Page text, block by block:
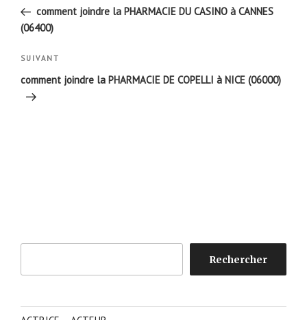
l’article
précédent
comment joindre la PHARMACIE DU CASINO à CANNES
(06400)
Article
suivant
SUIVANT
comment joindre la PHARMACIE DE COPELLI à NICE (06000)
Rechercher